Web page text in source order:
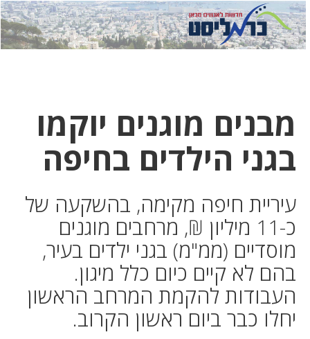
לחץ
כאן
לחץ
כדי
מבנים מוגנים יוקמו
בגני הילדים בחיפה
עיריית חיפה מקימה, בהשקעה של
כ-11 מיליון ₪, מרחבים מוגנים
מוסדיים (ממ"מ) בגני ילדים בעיר,
בהם לא קיים כיום כלל מיגון.
העבודות להקמת המרחב הראשון
יחלו כבר ביום ראשון הקרוב.